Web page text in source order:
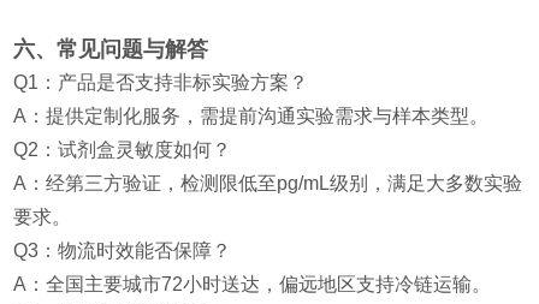
六、常见问题与解答
Q1：产品是否支持非标实验方案？
A：提供定制化服务，需提前沟通实验需求与样本类型。
Q2：试剂盒灵敏度如何？
A：经第三方验证，检测限低至pg/mL级别，满足大多数实验
要求。
Q3：物流时效能否保障？
A：全国主要城市72小时送达，偏远地区支持冷链运输。